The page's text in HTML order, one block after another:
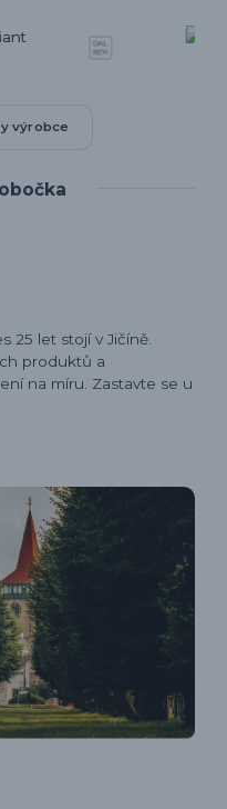
výrobce
25 let stojí v Jičíně.
produktů a
na míru. Zastavte se u